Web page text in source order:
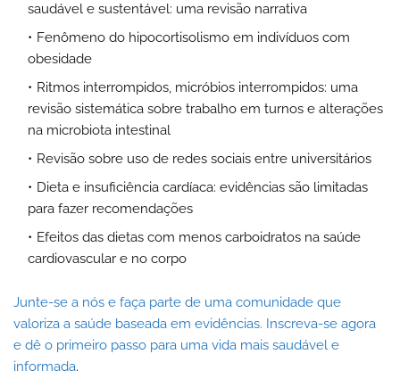
saudável e sustentável: uma revisão narrativa
Fenômeno do hipocortisolismo em indivíduos com
obesidade
Ritmos interrompidos, micróbios interrompidos: uma
revisão sistemática sobre trabalho em turnos e alterações
na microbiota intestinal
Revisão sobre uso de redes sociais entre universitários
Dieta e insuficiência cardíaca: evidências são limitadas
para fazer recomendações
Efeitos das dietas com menos carboidratos na saúde
cardiovascular e no corpo
Junte-se a nós e faça parte de uma comunidade que
valoriza a saúde baseada em evidências. Inscreva-se agora
e dê o primeiro passo para uma vida mais saudável e
informada.